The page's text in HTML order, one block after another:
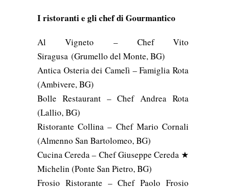
I ristoranti e gli chef di Gourmantico
Al Vigneto – Chef Vito
Siragusa (Grumello del Monte, BG)
Antica Osteria dei Camelì – Famiglia Rota
(Ambivere, BG)
Bolle Restaurant – Chef Andrea Rota
(Lallio, BG)
Ristorante Collina – Chef Mario Cornali
(Almenno San Bartolomeo, BG)
Cucina Cereda – Chef Giuseppe Cereda ★
Michelin (Ponte San Pietro, BG)
Frosio Ristorante – Chef Paolo Frosio